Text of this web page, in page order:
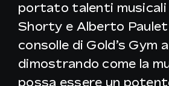
portato talenti musicali
Shorty e Alberto
consolle di Gold’s Gym
dimostrando come la
possa essere un